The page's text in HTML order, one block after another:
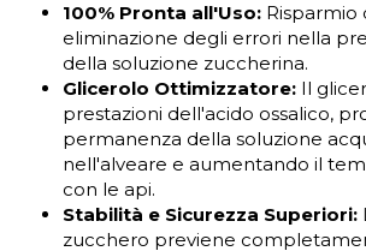
100% Pronta all'Uso:
eliminazione degli errori nella
della soluzione zuccherina.
Glicerolo Ottimizzatore: Il
prestazioni dell'acido ossalico,
permanenza della soluzione
nell'alveare e aumentando il
con le api.
Stabilità e Sicurezza Superiori:
zucchero previene